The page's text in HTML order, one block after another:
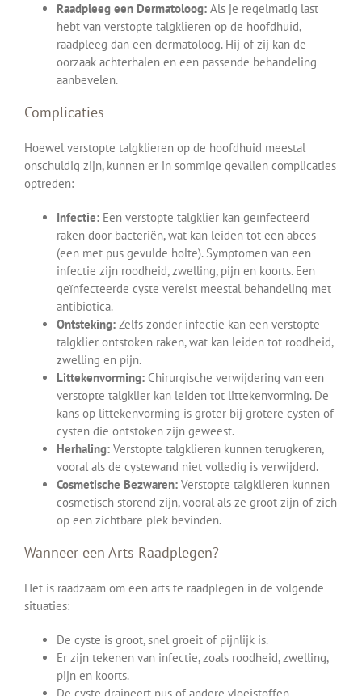
Raadpleeg een Dermatoloog: Als je regelmatig last
hebt van verstopte talgklieren op de hoofdhuid,
raadpleeg dan een dermatoloog. Hij of zij kan de
oorzaak achterhalen en een passende behandeling
aanbevelen.
Complicaties
Hoewel verstopte talgklieren op de hoofdhuid meestal
onschuldig zijn, kunnen er in sommige gevallen complicaties
optreden:
Infectie: Een verstopte talgklier kan geïnfecteerd
raken door bacteriën, wat kan leiden tot een abces
(een met pus gevulde holte). Symptomen van een
infectie zijn roodheid, zwelling, pijn en koorts. Een
geïnfecteerde cyste vereist meestal behandeling met
antibiotica.
Ontsteking: Zelfs zonder infectie kan een verstopte
talgklier ontstoken raken, wat kan leiden tot roodheid,
zwelling en pijn.
Littekenvorming: Chirurgische verwijdering van een
verstopte talgklier kan leiden tot littekenvorming. De
kans op littekenvorming is groter bij grotere cysten of
cysten die ontstoken zijn geweest.
Herhaling: Verstopte talgklieren kunnen terugkeren,
vooral als de cystewand niet volledig is verwijderd.
Cosmetische Bezwaren: Verstopte talgklieren kunnen
cosmetisch storend zijn, vooral als ze groot zijn of zich
op een zichtbare plek bevinden.
Wanneer een Arts Raadplegen?
Het is raadzaam om een arts te raadplegen in de volgende
situaties:
De cyste is groot, snel groeit of pijnlijk is.
Er zijn tekenen van infectie, zoals roodheid, zwelling,
pijn en koorts.